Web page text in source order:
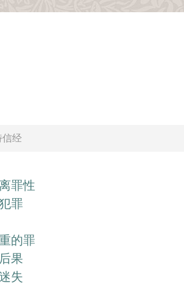
信经
罪性
罪
的罪
果
失